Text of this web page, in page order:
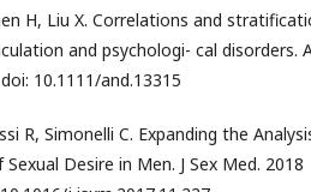
H, Liu X. Correlations and
and psychologi- cal disorders.
10.1111/and.13315
R, Simonelli C. Expanding the
Desire in Men. J Sex Med. 2018